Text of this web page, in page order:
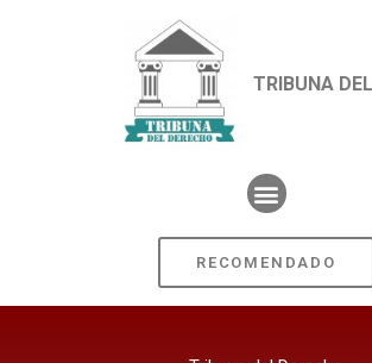
TRIBUNA
RECOMENDADO